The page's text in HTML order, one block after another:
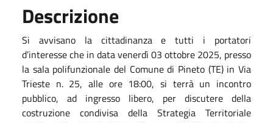
Descrizione
Si avvisano la cittadinanza e tutti i portatori
d’interesse che in data venerdì 03 ottobre 2025, presso
la sala polifunzionale del Comune di Pineto (TE) in Via
Trieste n. 25, alle ore 18:00, si terrà un incontro
pubblico, ad ingresso libero, per discutere della
costruzione condivisa della Strategia Territoriale